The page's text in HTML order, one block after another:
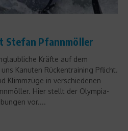
Stefan Pfannmöller
Kräfte auf dem
Kanuten Rückentraining Pflicht.
Klimmzüge in verschiedenen
Hier stellt der Olympia-
vor....